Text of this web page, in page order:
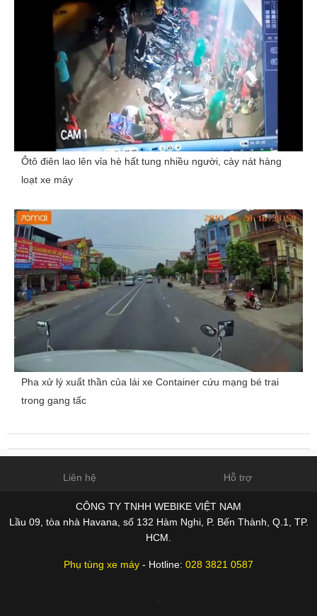
Ôtô điên lao lên vỉa hè hất tung nhiều người, cày nát hàng
loạt xe máy
Pha xử lý xuất thần của lái xe Container cứu mạng bé trai
trong gang tấc
Liên hệ Hỗ trợ
CÔNG TY TNHH WEBIKE VIỆT NAM
Lầu 09, tòa nhà Havana, số 132 Hàm Nghi, P. Bến Thành, Q.1, TP.
HCM.
Phụ tùng xe máy - Hotline: 028 3821 0587